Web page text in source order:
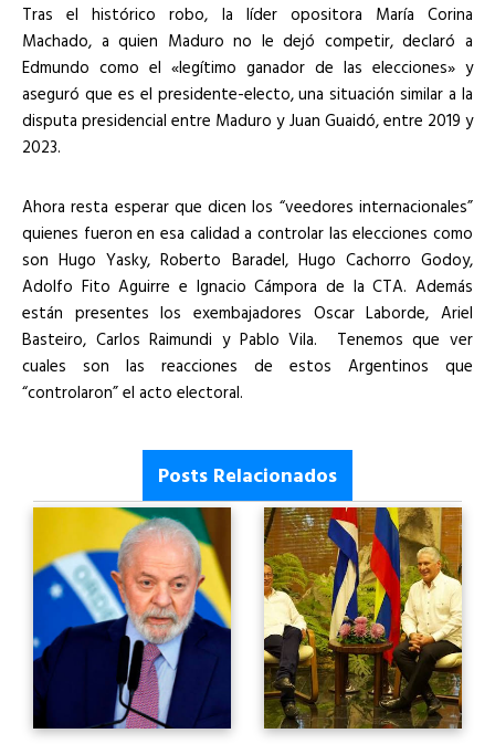
Tras el histórico robo, la líder opositora María Corina
Machado, a quien Maduro no le dejó competir, declaró a
Edmundo como el «legítimo ganador de las elecciones» y
aseguró que es el presidente-electo, una situación similar a la
disputa presidencial entre Maduro y Juan Guaidó, entre 2019 y
2023.
Ahora resta esperar que dicen los “veedores internacionales”
quienes fueron en esa calidad a controlar las elecciones como
son Hugo Yasky, Roberto Baradel, Hugo Cachorro Godoy,
Adolfo Fito Aguirre e Ignacio Cámpora de la CTA. Además
están presentes los exembajadores Oscar Laborde, Ariel
Basteiro, Carlos Raimundi y Pablo Vila. Tenemos que ver
cuales son las reacciones de estos Argentinos que
“controlaron” el acto electoral.
Posts Relacionados